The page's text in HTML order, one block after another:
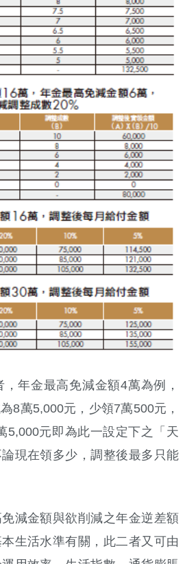
年金最高免減金額4萬為例，
8萬5,000元，少領7萬500元，
5,000元即為此一設定下之「天
現在領多少，調整後最多只能
減金額與欲削減之年金逆差額
生活水準有關，此二者又可由